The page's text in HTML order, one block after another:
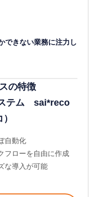
できない業務に注力し
の特徴
テム sai*reco
自動化
フローを自由に作成
な導入が可能